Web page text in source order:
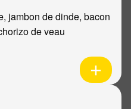
jambon de dinde, bacon
de veau